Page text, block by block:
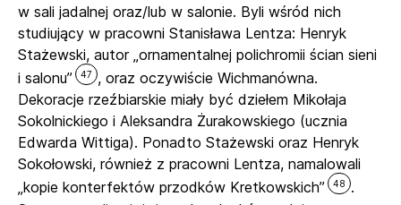
w sali jadalnej oraz/lub w salonie. Byli wśród nich
studiujący w pracowni Stanisława Lentza: Henryk
Stażewski, autor „ornamentalnej polichromii ścian sieni
i salonu”
47
, oraz oczywiście Wichmanówna.
Dekoracje rzeźbiarskie miały być dziełem Mikołaja
Sokolnickiego i Aleksandra Żurakowskiego (ucznia
Edwarda Wittiga). Ponadto Stażewski oraz Henryk
Sokołowski, również z pracowni Lentza, namalowali
„kopie konterfektów przodków Kretkowskich”
48
.